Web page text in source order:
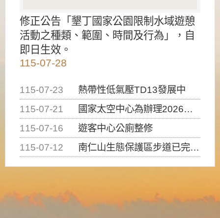
修正公告「墾丁國家公園限制水域遊憩
活動之種類、範圍、時間及行為」，自
即日生效。
115-07-28
115-07-23
熱帶性低氣壓TD13發展中
115-07-21
國家太空中心為辦理2026台灣盃火箭競賽，陸、海、空域警戒及協調相關事宜，因颱風備案事宜
115-07-16
遊客中心公廁整修
115-07-12
南仁山生態保護區步道已完成修復，自115年7月13日（星期一）起恢復開放入園，歡迎民眾依規定申請入園....